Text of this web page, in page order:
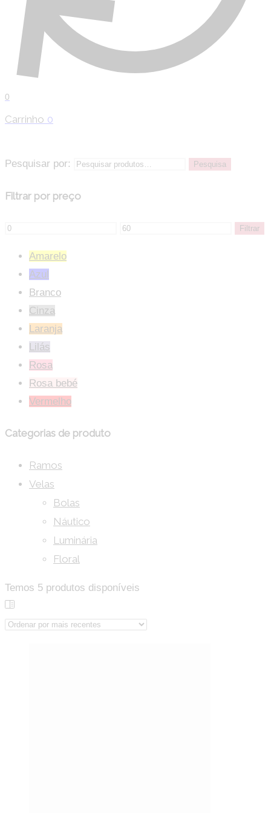
0
Carrinho 0
Pesquisar por: Pesquisa
Filtrar por preço
Filtrar
Amarelo
Azul
Branco
Cinza
Laranja
Lilás
Rosa
Rosa bebé
Vermelho
Categorias de produto
Ramos
Velas
Bolas
Náutico
Luminária
Floral
Temos 5 produtos disponíveis